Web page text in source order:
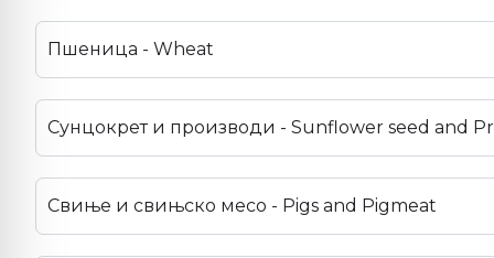
Пшеница - Wheat
Сунцокрет и производи - Sunflower seed and
Свиње и свињско месо - Pigs and Pigmeat